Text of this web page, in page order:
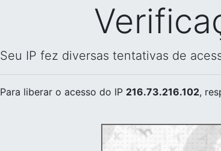
Seu IP fez diversas tentativas de
Para liberar o acesso do IP 216.73.216.102,